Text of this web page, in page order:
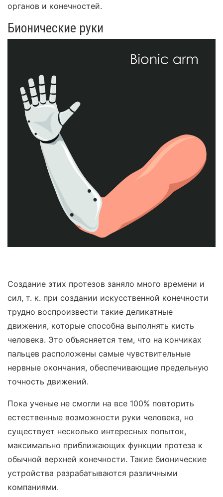
органов и конечностей.
Бионические руки
Создание этих протезов заняло много времени и
сил, т. к. при создании искусственной конечности
трудно воспроизвести такие деликатные
движения, которые способна выполнять кисть
человека. Это объясняется тем, что на кончиках
пальцев расположены самые чувствительные
нервные окончания, обеспечивающие предельную
точность движений.
Пока ученые не смогли на все 100% повторить
естественные возможности руки человека, но
существует несколько интересных попыток,
максимально приближающих функции протеза к
обычной верхней конечности. Такие бионические
устройства разрабатываются различными
компаниями.